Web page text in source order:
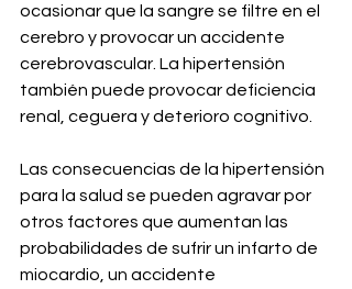
ocasionar que la sangre se filtre en el
cerebro y provocar un accidente
cerebrovascular. La hipertensión
también puede provocar deficiencia
renal, ceguera y deterioro cognitivo.
Las consecuencias de la hipertensión
para la salud se pueden agravar por
otros factores que aumentan las
probabilidades de sufrir un infarto de
miocardio, un accidente